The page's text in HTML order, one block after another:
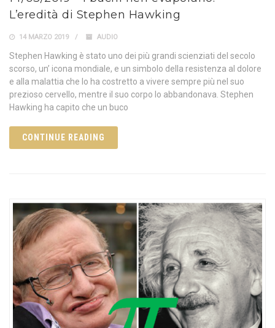
L’eredità di Stephen Hawking
14 MARZO 2019 AUDIO
Stephen Hawking è stato uno dei più grandi scienziati del secolo
scorso, un’ icona mondiale, e un simbolo della resistenza al dolore
e alla malattia che lo ha costretto a vivere sempre più nel suo
prezioso cervello, mentre il suo corpo lo abbandonava. Stephen
Hawking ha capito che un buco
CONTINUE READING